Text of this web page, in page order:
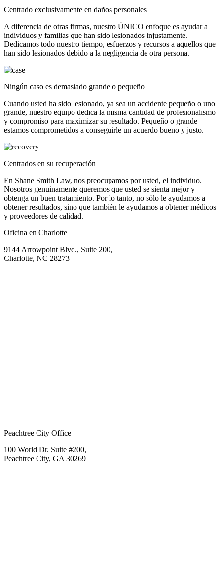
Centrado exclusivamente en daños personales
A diferencia de otras firmas, nuestro ÚNICO enfoque es ayudar a
individuos y familias que han sido lesionados injustamente.
Dedicamos todo nuestro tiempo, esfuerzos y recursos a aquellos que
han sido lesionados debido a la negligencia de otra persona.
Ningún caso es demasiado grande o pequeño
Cuando usted ha sido lesionado, ya sea un accidente pequeño o uno
grande, nuestro equipo dedica la misma cantidad de profesionalismo
y compromiso para maximizar su resultado. Pequeño o grande
estamos comprometidos a conseguirle un acuerdo bueno y justo.
Centrados en su recuperación
En Shane Smith Law, nos preocupamos por usted, el individuo.
Nosotros genuinamente queremos que usted se sienta mejor y
obtenga un buen tratamiento. Por lo tanto, no sólo le ayudamos a
obtener resultados, sino que también le ayudamos a obtener médicos
y proveedores de calidad.
Oficina en Charlotte
9144 Arrowpoint Blvd., Suite 200,
Charlotte, NC 28273
Peachtree City Office
100 World Dr. Suite #200,
Peachtree City, GA 30269